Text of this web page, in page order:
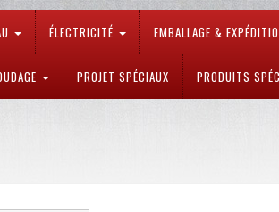
ÉLECTRICITÉ EMBALLAGE &
PROJET SPÉCIAUX PRODUITS